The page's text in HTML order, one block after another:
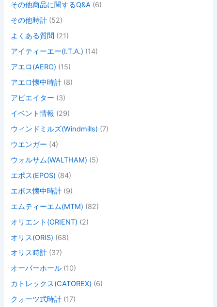
その他商品に関するQ&A (6)
その他時計 (52)
よくある質問 (21)
アイティーエー(I.T.A.) (14)
アエロ(AERO) (15)
アエロ懐中時計 (8)
アビエイター (3)
イベント情報 (29)
ウィンドミルズ(Windmills) (7)
ウエンガー (4)
ウォルサム(WALTHAM) (5)
エポス(EPOS) (84)
エポス懐中時計 (9)
エムティーエム(MTM) (82)
オリエント(ORIENT) (2)
オリス(ORIS) (68)
オリス時計 (37)
オーバーホール (10)
カトレックス(CATOREX) (6)
クォーツ式時計 (17)